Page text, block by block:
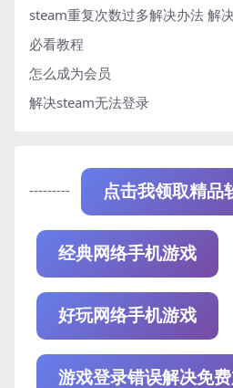
steam重复次数过多解决办法 解
必看教程
怎么成为会员
解决steam无法登录
--------- 点击我领取精品
经典网络手机游戏
好玩网络手机游戏
游戏登录错误解决免